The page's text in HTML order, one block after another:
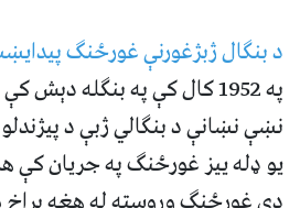
د بنګال ژبژغورنې غورځنګ
په 1952 کال کې په بنګله
نښې نښانې د بنګالي ژبې د
یو ډله ییز غورځنګ په جریان